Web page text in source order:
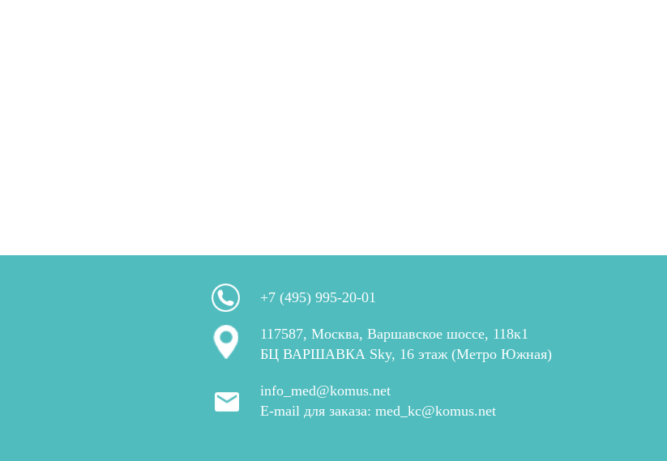
+7 (495) 995-20-01
117587, Москва, Варшавское шоссе, 118к1
БЦ ВАРШАВКА Sky, 16 этаж (Метро Южная)
info_med@komus.net
E-mail для заказа: med_kc@komus.net